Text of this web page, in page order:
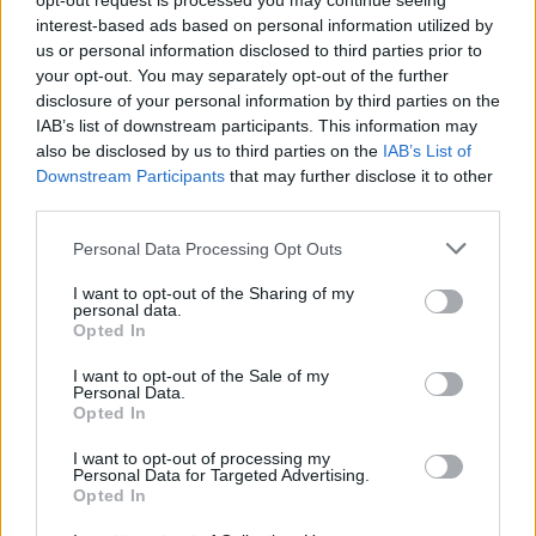
interest-based ads based on personal information utilized by
us or personal information disclosed to third parties prior to
your opt-out. You may separately opt-out of the further
disclosure of your personal information by third parties on the
IAB’s list of downstream participants. This information may
also be disclosed by us to third parties on the IAB’s List of
Downstream Participants that may further disclose it to other
Personal Data Processing Opt Outs
I want to opt-out of the Sharing of my
personal data.
Opted In
I want to opt-out of the Sale of my
Personal Data.
Opted In
I want to opt-out of processing my
Personal Data for Targeted Advertising.
Opted In
ΔΙΑΦΗΜΙΣΗ